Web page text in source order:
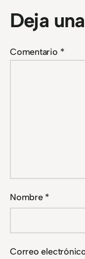
Deja
Comentario *
Nombre *
Correo